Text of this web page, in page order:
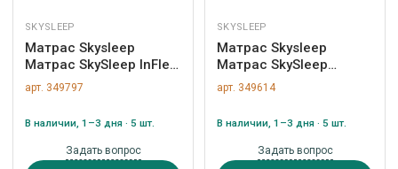
SKYSLEEP
Матрас Skysleep
Матрас SkySleep InFlex
Model 5S 80x190 арт.
6115
арт. 349797
В наличии, 1–3 дня · 5 шт.
Задать вопрос
SKYSLEEP
Матрас Skysleep
Матрас SkySleep
NATURE PRO FORMA
LATEX S500 80x190 арт.
арт. 349614
В наличии, 1–3 дня · 5 шт.
Задать вопрос